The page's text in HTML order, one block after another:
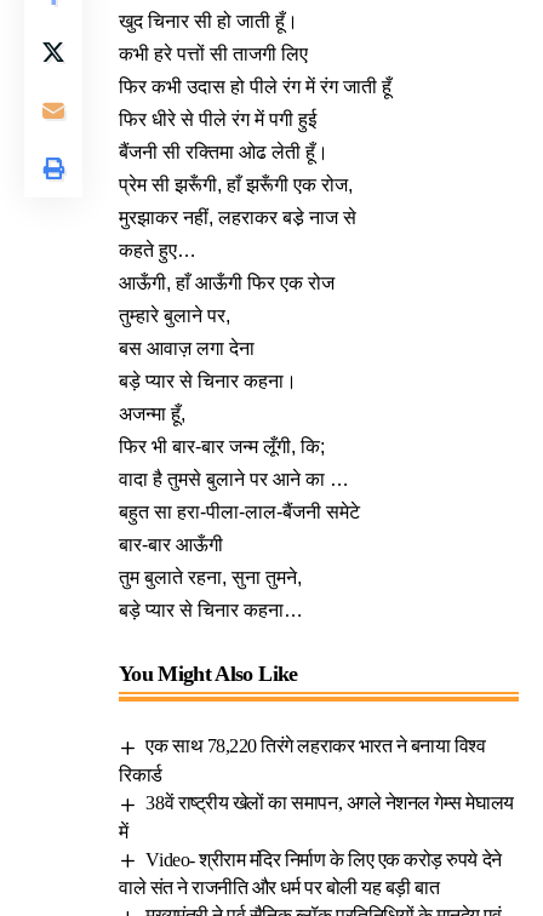
खुद चिनार सी हो जाती हूँ।
कभी हरे पत्तों सी ताजगी लिए
फिर कभी उदास हो पीले रंग में रंग जाती हूँ
फिर धीरे से पीले रंग में पगी हुई
बैंजनी सी रक्तिमा ओढ लेती हूँ।
प्रेम सी झरूँगी, हाँ झरूँगी एक रोज,
मुरझाकर नहीं, लहराकर बडे़ नाज से
कहते हुए…
आऊँगी, हाँ आऊँगी फिर एक रोज
तुम्हारे बुलाने पर,
बस आवाज़ लगा देना
बड़े प्यार से चिनार कहना।
अजन्मा हूँ,
फिर भी बार-बार जन्म लूँगी, कि;
वादा है तुमसे बुलाने पर आने का …
बहुत सा हरा-पीला-लाल-बैंजनी समेटे
बार-बार आऊँगी
तुम बुलाते रहना, सुना तुमने,
बड़े प्यार से चिनार कहना…
You Might Also Like
एक साथ 78,220 तिरंगे लहराकर भारत ने बनाया विश्व
रिकार्ड
38वें राष्ट्रीय खेलों का समापन, अगले नेशनल गेम्स मेघालय
में
Video- श्रीराम मंदिर निर्माण के लिए एक करोड़ रुपये देने
वाले संत ने राजनीति और धर्म पर बोली यह बड़ी बात